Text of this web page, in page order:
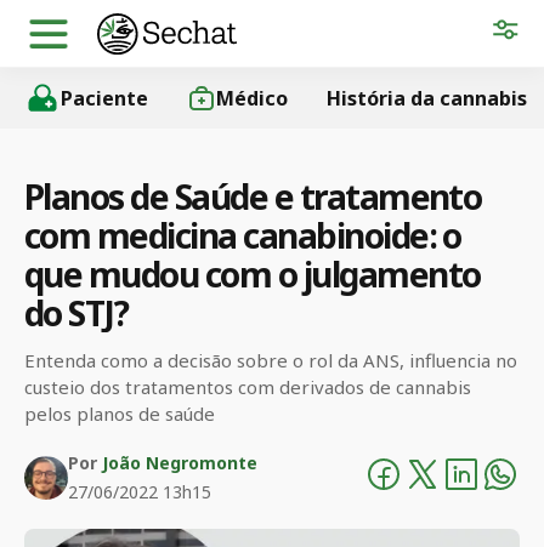
Paciente Médico História da cannabis
Planos de Saúde e tratamento
com medicina canabinoide: o
que mudou com o julgamento
do STJ?
Entenda como a decisão sobre o rol da ANS, influencia no
custeio dos tratamentos com derivados de cannabis
pelos planos de saúde
Por João Negromonte
27/06/2022 13h15